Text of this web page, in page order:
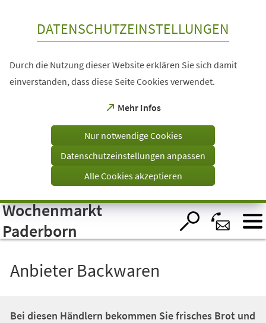
Visuelle
Assistenzsoftware
öffnen.
DATENSCHUTZEINSTELLUNGEN
Durch die Nutzung dieser Website erklären Sie sich damit
einverstanden, dass diese Seite Cookies verwendet.
Mehr Infos
(Öffnet
einem
Tab)
Nur notwendige Cookies
Datenschutzeinstellungen anpassen
Alle Cookies akzeptieren
Wochenmarkt
Paderborn
Anbieter Backwaren
Bei diesen Händlern bekommen Sie frisches Brot und